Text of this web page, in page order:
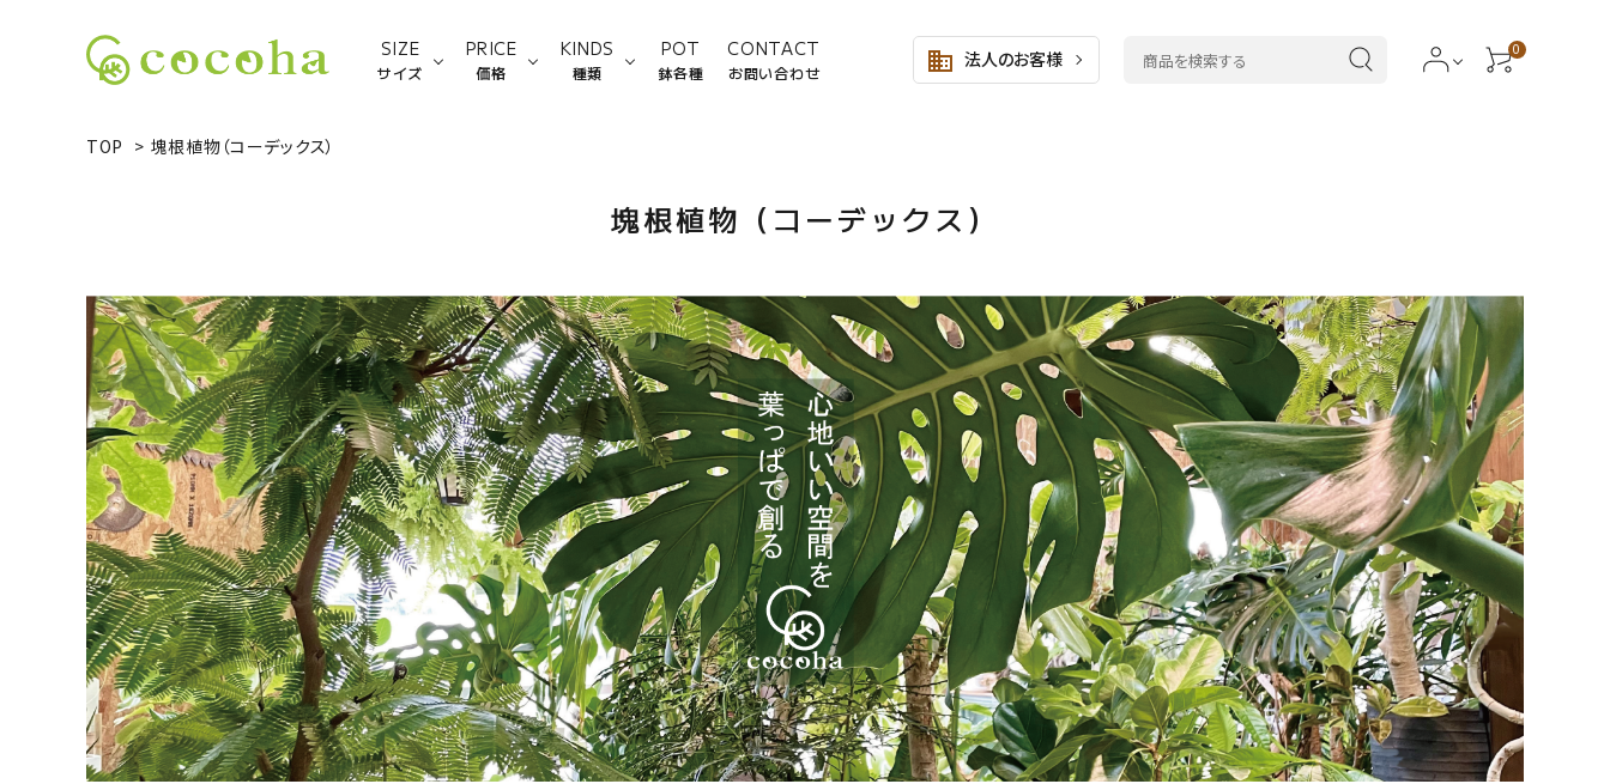
SIZE
サイズ
Mサイズ
PRICE
価格
KINDS
種類
塊根植物 ヤシ類 サボテン・多肉植物
ビカクシダ その他
POT
鉢各種
CONTACT
お問い合わせ business 法人のお客様 0
ログイン 新規会員登録
種類から探す
サイズから探す
価格から探す
プライバシーポリシー
特定商取引法について
お問い合わせ
TOP > 塊根植物（コーデックス）
塊根植物（コーデックス）